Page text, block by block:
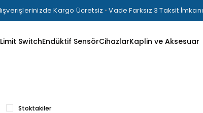
Kargo Ücretsiz • Vade Farksız 3 Taksit İmkanı
Limit SwitchEndüktif SensörCihazlarKaplin ve Aksesuar
Stoktakiler